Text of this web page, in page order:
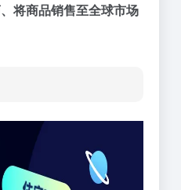
将商品销售至全球市场